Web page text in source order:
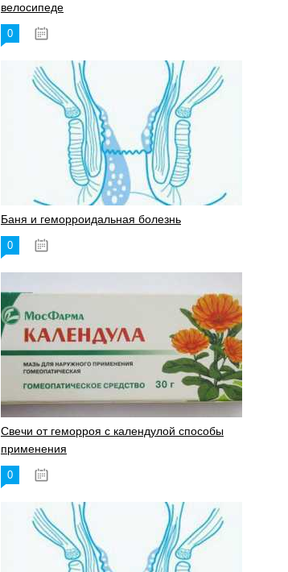
велосипеде
0
Баня и геморроидальная болезнь
0
Свечи от геморроя с календулой способы
применения
0